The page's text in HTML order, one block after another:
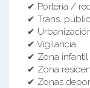
✔ Portería /
✔ Trans.
✔
✔ Vigilancia
✔ Zona infantil
✔ Zona
✔ Zonas